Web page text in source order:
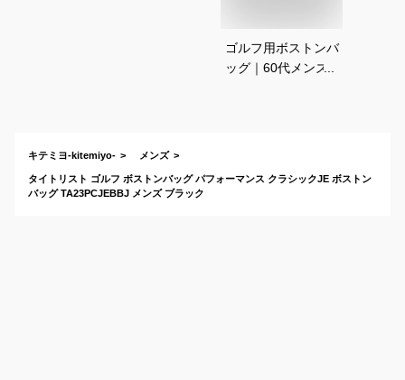
ゴルフ用ボストンバ
ッグ｜60代メンズ向
キテミヨ-kitemiyo- メンズ
タイトリスト ゴルフ ボストンバッグ パフォーマンス クラシックJE ボストン
バッグ TA23PCJEBBJ メンズ ブラック